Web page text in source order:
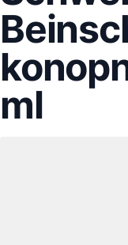
ml